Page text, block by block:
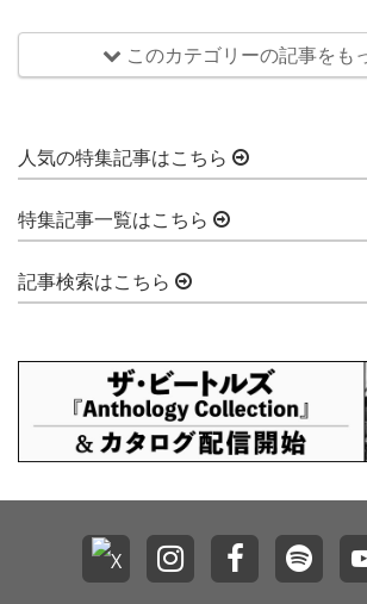
このカテゴリーの記事をも
人気の特集記事はこちら
特集記事一覧はこちら
記事検索はこちら